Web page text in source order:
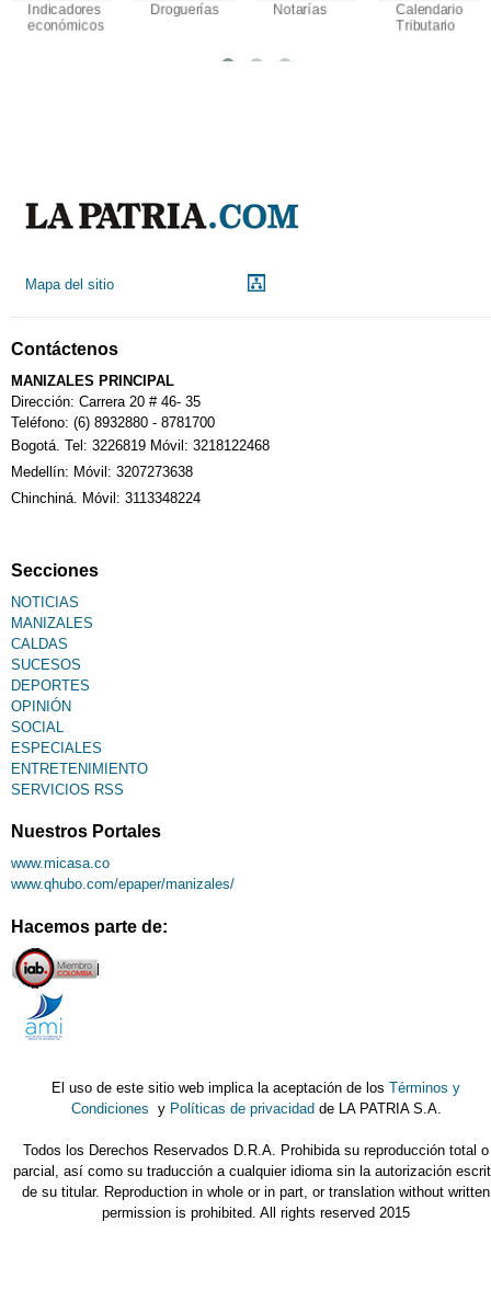
Indicadores
económicos
Droguerías Notarías
Calendario
Tributario
Mapa del sitio
Contáctenos
MANIZALES PRINCIPAL
Dirección: Carrera 20 # 46- 35
Teléfono: (6) 8932880 - 8781700
Bogotá. Tel: 3226819 Móvil: 3218122468
Medellín: Móvil: 3207273638
Chinchiná. Móvil: 3113348224
Secciones
NOTICIAS
MANIZALES
CALDAS
SUCESOS
DEPORTES
OPINIÓN
SOCIAL
ESPECIALES
ENTRETENIMIENTO
SERVICIOS RSS
Nuestros Portales
www.micasa.co
www.qhubo.com/epaper/manizales/
Hacemos parte de:
El uso de este sitio web implica la aceptación de losTérminos y
Condiciones y Políticas de privacidad de LA PATRIA S.A.
Todos los Derechos Reservados D.R.A. Prohibida su reproducción total o
parcial, así como su traducción a cualquier idioma sin la autorización
de su titular. Reproduction in whole or in part, or translation without written
permission is prohibited. All rights reserved 2015